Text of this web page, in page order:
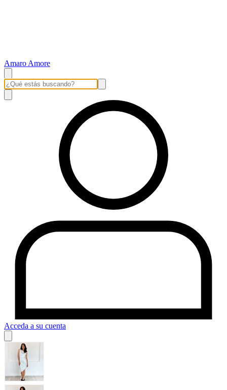
Amaro Amore
Acceda a su cuenta